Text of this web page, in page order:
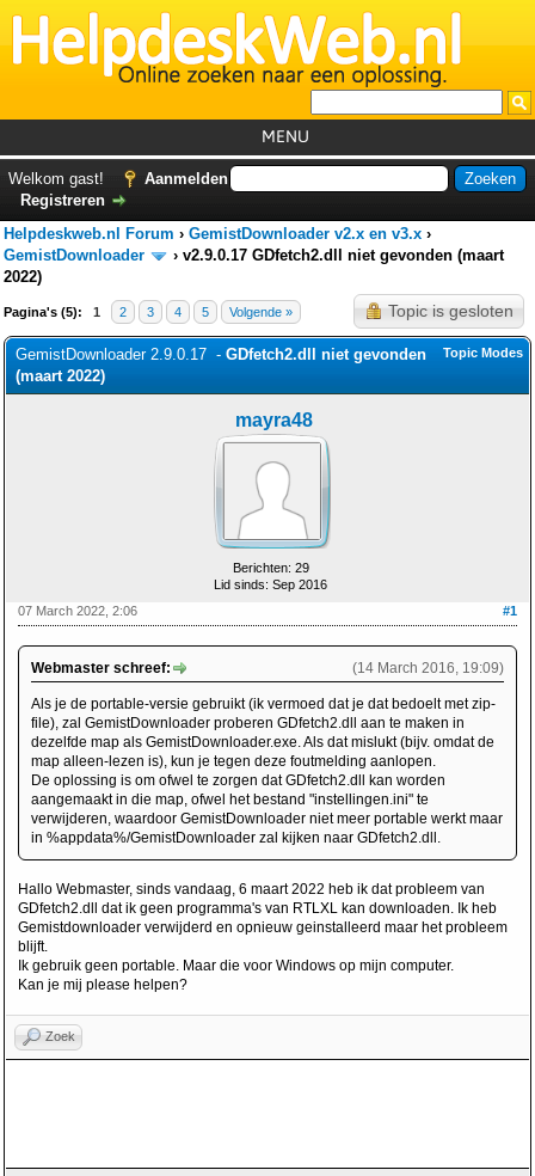
MENU
Foutcodes
GemistDownloader*
Welkom gast!
Aanmelden
Registreren
Helpdeskweb.nl Forum › GemistDownloader v2.x en v3.x ›
GemistDownloader
› v2.9.0.17 GDfetch2.dll niet gevonden (maart
2022)
Pagina's (5): 1 2 3 4 5 Volgende » Topic is gesloten
Topic Modes
GemistDownloader 2.9.0.17 - GDfetch2.dll niet gevonden
(maart 2022)
mayra48
Berichten: 29
Lid sinds: Sep 2016
#1
07 March 2022, 2:06
(14 March 2016, 19:09)
Webmaster schreef:
Als je de portable-versie gebruikt (ik vermoed dat je dat bedoelt met zip-
file), zal GemistDownloader proberen GDfetch2.dll aan te maken in
dezelfde map als GemistDownloader.exe. Als dat mislukt (bijv. omdat de
map alleen-lezen is), kun je tegen deze foutmelding aanlopen.
De oplossing is om ofwel te zorgen dat GDfetch2.dll kan worden
aangemaakt in die map, ofwel het bestand "instellingen.ini" te
verwijderen, waardoor GemistDownloader niet meer portable werkt maar
in %appdata%/GemistDownloader zal kijken naar GDfetch2.dll.
Hallo Webmaster, sinds vandaag, 6 maart 2022 heb ik dat probleem van
GDfetch2.dll dat ik geen programma's van RTLXL kan downloaden. Ik heb
Gemistdownloader verwijderd en opnieuw geinstalleerd maar het probleem
blijft.
Ik gebruik geen portable. Maar die voor Windows op mijn computer.
Kan je mij please helpen?
Zoek